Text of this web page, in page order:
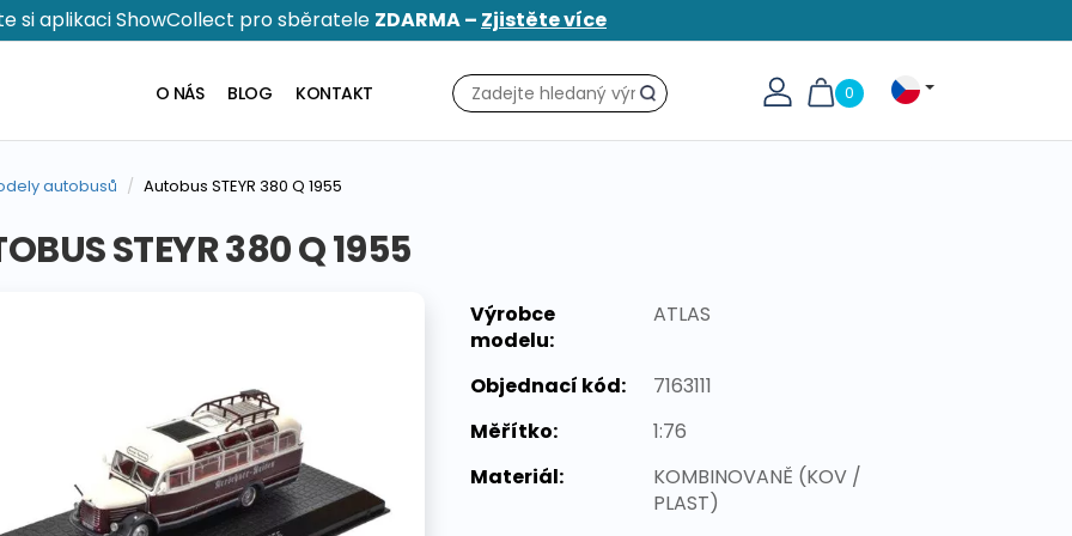
si aplikaci ShowCollect pro sběratele ZDARMA – Zjistěte více
0
Hledat
O NÁS BLOG KONTAKT
autobusů Autobus STEYR 380 Q 1955
STEYR 380 Q 1955
Výrobce
modelu:
ATLAS
Objednací kód:
7163111
Měřítko:
1:76
Materiál:
KOMBINOVANĚ (KOV /
PLAST)